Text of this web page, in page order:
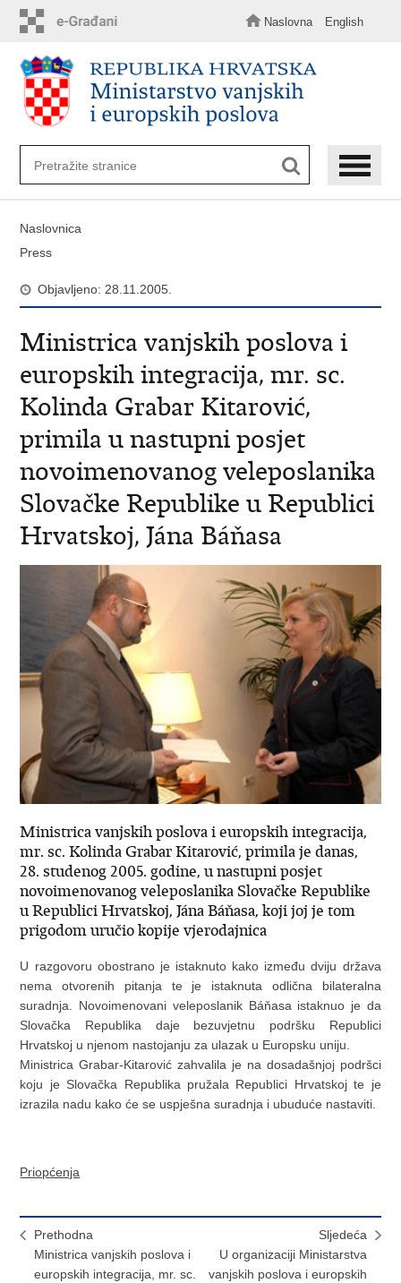
sadržaj
Naslovna English
Naslovnica
Press
Objavljeno: 28.11.2005.
Ministrica vanjskih poslova i
europskih integracija, mr. sc.
Kolinda Grabar Kitarović,
primila u nastupni posjet
novoimenovanog veleposlanika
Slovačke Republike u Republici
Hrvatskoj, Jána Báňasa
Ministrica vanjskih poslova i europskih integracija,
mr. sc. Kolinda Grabar Kitarović, primila je danas,
28. studenog 2005. godine, u nastupni posjet
novoimenovanog veleposlanika Slovačke Republike
u Republici Hrvatskoj, Jána Báňasa, koji joj je tom
prigodom uručio kopije vjerodajnica
U razgovoru obostrano je istaknuto kako između dviju država
nema otvorenih pitanja te je istaknuta odlična bilateralna
suradnja. Novoimenovani veleposlanik Báňasa istaknuo je da
Slovačka Republika daje bezuvjetnu podršku Republici
Hrvatskoj u njenom nastojanju za ulazak u Europsku uniju.
Ministrica Grabar-Kitarović zahvalila je na dosadašnjoj podršci
koju je Slovačka Republika pružala Republici Hrvatskoj te je
izrazila nadu kako će se uspješna suradnja i ubuduće nastaviti.
Priopćenja
Prethodna
Ministrica vanjskih poslova i
europskih integracija, mr. sc.
Sljedeća
U organizaciji Ministarstva
vanjskih poslova i europskih